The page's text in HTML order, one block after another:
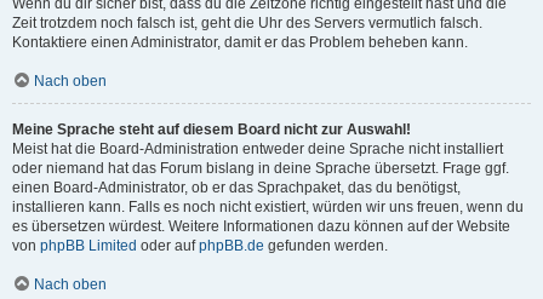
Wenn du dir sicher bist, dass du die Zeitzone richtig eingestellt hast und die
Zeit trotzdem noch falsch ist, geht die Uhr des Servers vermutlich falsch.
Kontaktiere einen Administrator, damit er das Problem beheben kann.
Nach oben
Meine Sprache steht auf diesem Board nicht zur Auswahl!
Meist hat die Board-Administration entweder deine Sprache nicht installiert
oder niemand hat das Forum bislang in deine Sprache übersetzt. Frage ggf.
einen Board-Administrator, ob er das Sprachpaket, das du benötigst,
installieren kann. Falls es noch nicht existiert, würden wir uns freuen, wenn du
es übersetzen würdest. Weitere Informationen dazu können auf der Website
von phpBB Limited oder aufphpBB.de gefunden werden.
Nach oben